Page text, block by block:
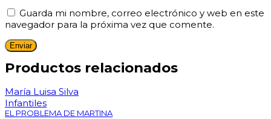
Guarda mi nombre, correo electrónico y web en este
navegador para la próxima vez que comente.
Productos relacionados
María Luisa Silva
Infantiles
EL PROBLEMA DE MARTINA